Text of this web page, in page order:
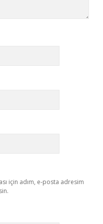
için adım, e-posta adresim